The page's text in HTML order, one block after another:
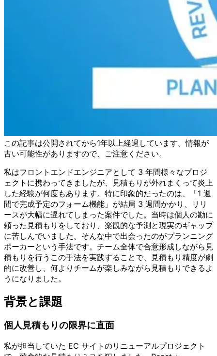
この記事は公開されてから1年以上経過しています。情報が
古い可能性がありますので、ご注意ください。
私はフロントエンドエンジニアとして 3 年間様々なプロジ
ェクトに携わってきましたが、見積もりが外れまくって炎上
した経験が何度もあります。特に印象的だったのは、「1 週
間で完成予定のフォーム機能」が結局 3 週間かかり、リリ
ースが大幅に遅れてしまった案件でした。当時は個人の勘に
頼った見積もりをしており、楽観的な予測と現実のギャップ
に苦しんでいました。そんな中で出会ったのがプランニング
ポーカーという手法です。チーム全体で合意形成しながら見
積もりを行うこの手法を実践することで、見積もり精度が劇
的に改善し、何よりチームが楽しみながら見積もりできるよ
うになりました。
背景と課題
個人見積もりの限界に直面
私が担当していた EC サイトのリニューアルプロジェクト